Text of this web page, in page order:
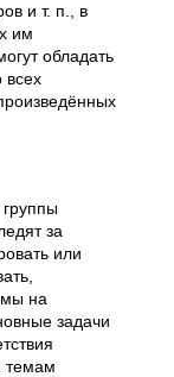
и т. п., в
им
обладать
всех
за
или
на
задачи
темам